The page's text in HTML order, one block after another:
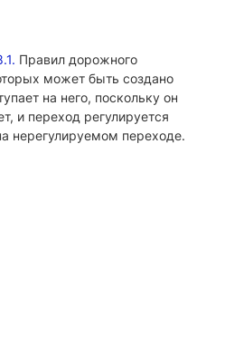
Правил дорожного
может быть создано
на него, поскольку он
и переход регулируется
нерегулируемом переходе.